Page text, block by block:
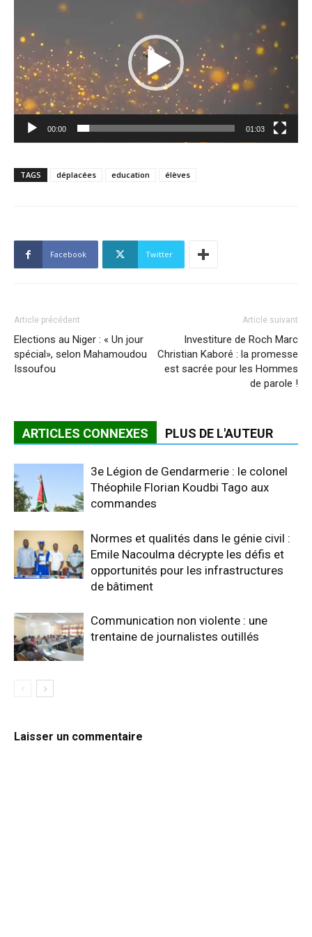
00:00 01:03
TAGS déplacées education élèves
Facebook Twitter
Article précédent
Elections au Niger : « Un jour
spécial», selon Mahamoudou
Issoufou
Article suivant
Investiture de Roch Marc
Christian Kaboré : la promesse
est sacrée pour les Hommes
de parole !
ARTICLES CONNEXES PLUS DE L'AUTEUR
3e Légion de Gendarmerie : le colonel
Théophile Florian Koudbi Tago aux
commandes
Normes et qualités dans le génie civil :
Emile Nacoulma décrypte les défis et
opportunités pour les infrastructures
de bâtiment
Communication non violente : une
trentaine de journalistes outillés
Laisser un commentaire